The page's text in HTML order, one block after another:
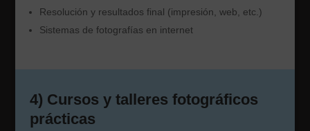
Resolución y resultados final (impresión, web, etc.)
Sistemas de fotografías en internet
4) Cursos y talleres fotográficos
prácticas